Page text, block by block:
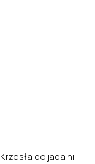
Krzesła do jadalni